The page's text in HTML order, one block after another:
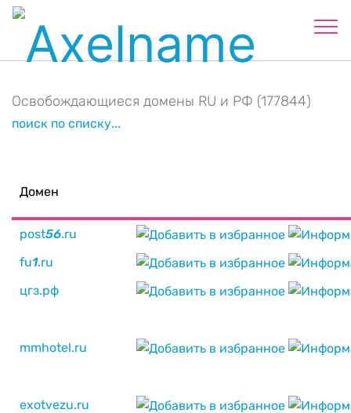
Освобождающиеся домены RU и РФ (177844)
поиск по списку...
Домен
post56.ru
fu1.ru
цгз.рф
mmhotel.ru
exotvezu.ru